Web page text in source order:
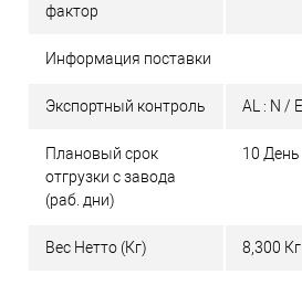
фактор
Информация поставки
Экспортный контроль AL : N /
Плановый срок
отгрузки с завода
(раб. дни)
10 День
Вес Нетто (Кг) 8,300 Кг